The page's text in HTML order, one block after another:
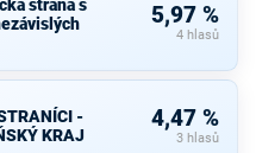
strana s
5,97 %
4 hlasů
-
KRAJ
4,47 %
3 hlasů